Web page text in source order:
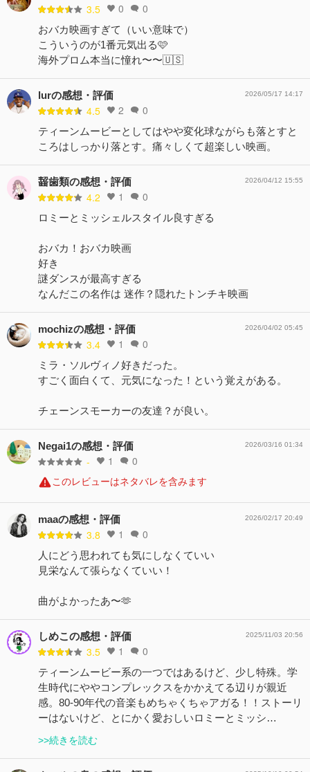
3.5 0 0
おバカ映画すぎて（いい意味で）
こういうのが1番元気出る🩷
海外プロム本当に憧れ〜〜🇺🇸
lurの感想・評価
4.5 2 0
2026/05/17 14:17
ティーンムービーとしてはやや変化球ながらも落とすと
ころはしっかり落とす。痛々しくて超楽しい映画。
齧歯類の感想・評価
4.2 1 0
2026/04/12 15:55
ロミーとミッシェルスタイル良すぎる
おバカ！おバカ映画
好き
謎ダンスが最高すぎる
なんだこの名作は 迷作？隠れたトンチキ映画
mochizの感想・評価
3.4 1 0
2026/04/02 05:45
ミラ・ソルヴィノ好きだった。
すごく面白くて、元気になった！という覚えがある。
チェーンスモーカーの友達？が良い。
Negai1の感想・評価
- 1 0
2026/03/16 01:34
このレビューはネタバレを含みます
maaの感想・評価
3.8 1 0
2026/02/17 20:49
人にどう思われても気にしなくていい
見栄なんて張らなくていい！
曲がよかったあ〜🫶
しめこの感想・評価
3.5 1 0
2025/11/03 20:56
ティーンムービー系の一つではあるけど、少し特殊。学
生時代にややコンプレックスをかかえてる辺りが親近
感。80-90年代の音楽もめちゃくちゃアガる！！ストーリ
ーはないけど、とにかく愛おしいロミーとミッシ…
>>続きを読む